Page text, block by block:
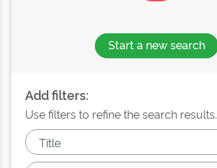
Start a new search
Add filters:
Use filters to refine the search results.